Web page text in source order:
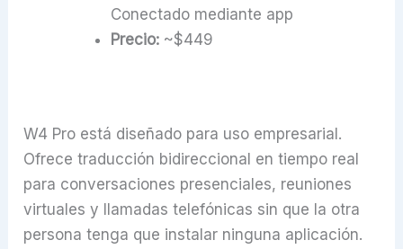
Conectado mediante app
Precio:~$449
W4 Pro está diseñado para uso empresarial.
Ofrece traducción bidireccional en tiempo real
para conversaciones presenciales, reuniones
virtuales y llamadas telefónicas sin que la otra
persona tenga que instalar ninguna aplicación.